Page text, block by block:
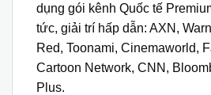
dụng gói kênh Quốc tế
tức, giải trí hấp dẫn: AXN,
Red, Toonami, Cinemaworld,
Cartoon Network, CNN,
Plus.